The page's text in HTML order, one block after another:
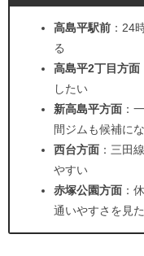
高島平駅前 ：24
る
高島平2丁目方面
したい
新高島平方面 ：
間ジムも候補に
西台方面 ：三田
やすい
赤塚公園方面 ：
通いやすさを見